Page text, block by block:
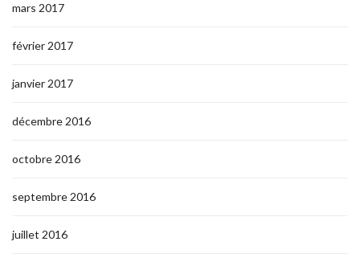
mars 2017
février 2017
janvier 2017
décembre 2016
octobre 2016
septembre 2016
juillet 2016